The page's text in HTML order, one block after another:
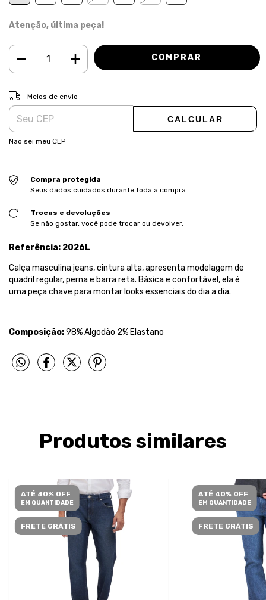
Atenção, última peça!
Entregas para o CEP:
Meios de envio
CALCULAR
Não sei meu CEP
Compra protegida
Seus dados cuidados durante toda a compra.
Trocas e devoluções
Se não gostar, você pode trocar ou devolver.
Referência: 2026L
Calça masculina jeans, cintura alta, apresenta modelagem de
quadril regular, perna e barra reta. Básica e confortável, ela é
uma peça chave para montar looks essenciais do dia a dia.
Composição:98% Algodão 2% Elastano
Produtos similares
ATÉ 40% OFF
EM QUANTIDADE
FRETE GRÁTIS
ATÉ 40% OFF
EM QUANTIDADE
FRETE GRÁTIS